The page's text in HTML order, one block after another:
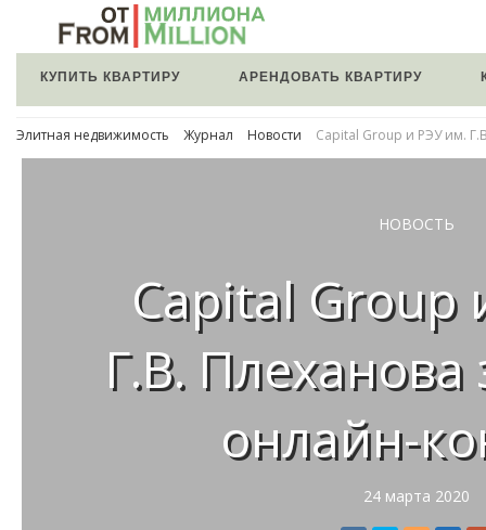
КУПИТЬ КВАРТИРУ АРЕНДОВАТЬ КВАРТИРУ
Элитная недвижимость Журнал Новости Capital Group и РЭУ им.
НОВОСТЬ
Capital Group
Г.В. Плеханова
онлайн-
24 марта 2020